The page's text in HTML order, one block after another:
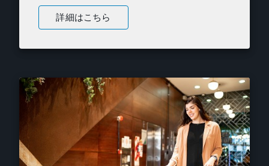
詳細はこちら